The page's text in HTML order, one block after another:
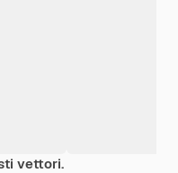
vettori.